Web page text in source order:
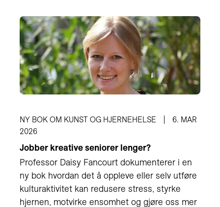
NY BOK OM KUNST OG HJERNEHELSE
6. MAR
2026
Jobber kreative seniorer lenger?
Professor Daisy Fancourt dokumenterer i en
ny bok hvordan det å oppleve eller selv utføre
kulturaktivitet kan redusere stress, styrke
hjernen, motvirke ensomhet og gjøre oss mer